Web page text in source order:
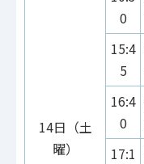
14日（土
曜）
0
15:4
5
16:4
0
17:1